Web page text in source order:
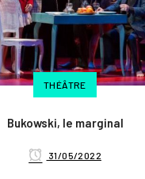
THÉÂTRE
Bukowski, le marginal
31/05/2022